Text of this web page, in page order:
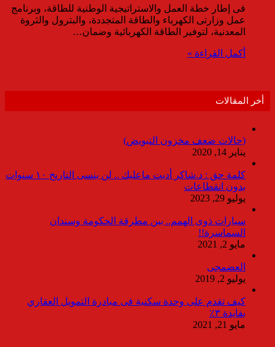
فى إطار خطة العمل والاستراتيجية الوطنية للطاقة، وبرنامج
عمل وزارتى الكهرباء والطاقة المتجددة، والبترول والثروة
المعدنية، لتوفير الطاقة الكهربائية وضمان…
أكمل القراءة »
أخر المقالات
(حالات ضعف مخزون التبويض)
يناير 14, 2020
كلمة حق : د.شاكر أديت ماعليك .. لن ينسى التاريخ ١٠ سنوات
بدون انقطاعات
يوليو 29, 2023
سيارات ذوى الهمم.. بين مطرقة الحكومة وسندان
السماسرة!!
مايو 2, 2021
العضمجى
يوليو 2, 2019
كيف تقدم على وحدة سكنية فى مبادرة التمويل العقاري
بفايدة ٣٪
مايو 21, 2021